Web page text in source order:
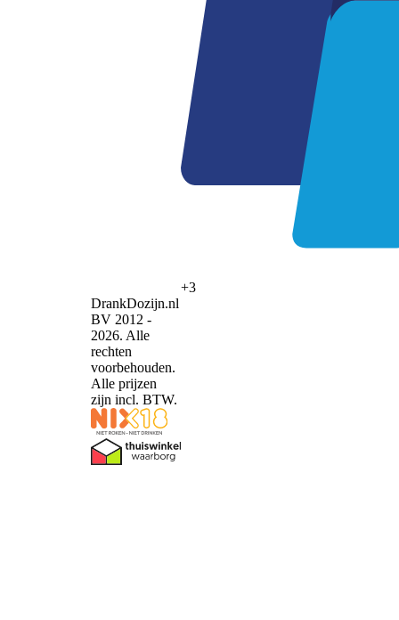
+3
DrankDozijn.nl
BV 2012 -
2026. Alle
rechten
voorbehouden.
Alle prijzen
zijn incl. BTW.